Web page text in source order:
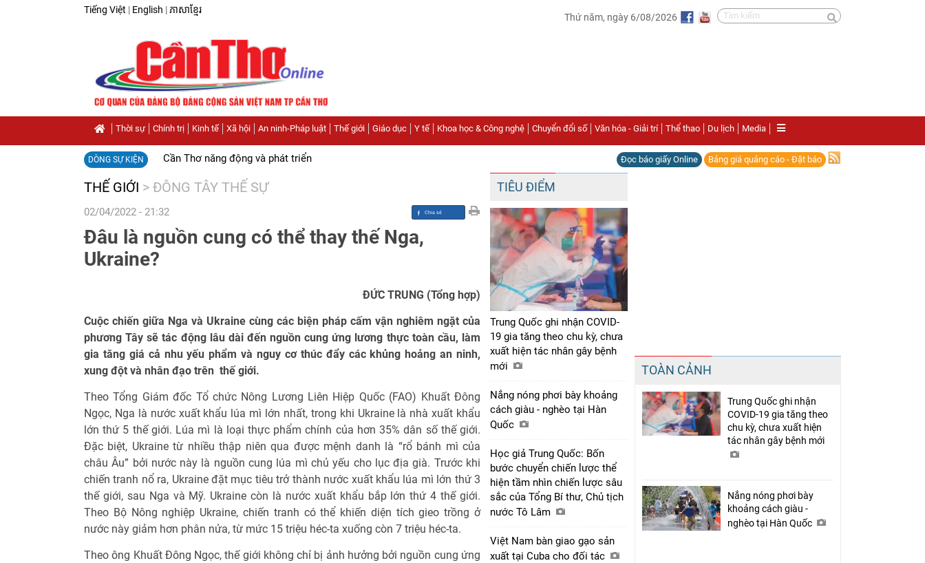
Tiếng Việt | English | ភាសាខ្មែរ
Thứ năm, ngày 6/08/2026
Thời sự Chính trị Kinh tế Xã hội An ninh-Pháp luật Thế giới Giáo dục Y tế Khoa học & Công nghệ Chuyển đổi số Văn hóa - Giải trí Thể thao Du lịch Media
DÒNG SỰ KIỆN Cần Thơ năng động và phát triển Đọc báo giấy Online Bảng giá quảng cáo - Đặt báo
THẾ GIỚI > ĐÔNG TÂY THẾ SỰ
02/04/2022 - 21:32
Chia sẻ
Facebook
Ðâu là nguồn cung có thể thay thế Nga,
Ukraine?
ÐỨC TRUNG (Tổng hợp)
Cuộc chiến giữa Nga và Ukraine cùng các biện pháp cấm vận nghiêm ngặt của
phương Tây sẽ tác động lâu dài đến nguồn cung ứng lương thực toàn cầu, làm
gia tăng giá cả nhu yếu phẩm và nguy cơ thúc đẩy các khủng hoảng an ninh,
xung đột và nhân đạo trên thế giới.
Theo Tổng Giám đốc Tổ chức Nông Lương Liên Hiệp Quốc (FAO) Khuất Ðông
Ngọc, Nga là nước xuất khẩu lúa mì lớn nhất, trong khi Ukraine là nhà xuất khẩu
lớn thứ 5 thế giới. Lúa mì là loại thực phẩm chính của hơn 35% dân số thế giới.
Ðặc biệt, Ukraine từ nhiều thập niên qua được mệnh danh là “rổ bánh mì của
châu Âu” bởi nước này là nguồn cung lúa mì chủ yếu cho lục địa già. Trước khi
chiến tranh nổ ra, Ukraine đặt mục tiêu trở thành nước xuất khẩu lúa mì lớn thứ 3
thế giới, sau Nga và Mỹ. Ukraine còn là nước xuất khẩu bắp lớn thứ 4 thế giới.
Theo Bộ Nông nghiệp Ukraine, chiến tranh có thể khiến diện tích gieo trồng ở
nước này giảm hơn phân nửa, từ mức 15 triệu héc-ta xuống còn 7 triệu héc-ta.
Theo ông Khuất Ðông Ngọc, thế giới không chỉ bị ảnh hưởng bởi nguồn cung ứng
TIÊU ĐIỂM
Trung Quốc ghi nhận COVID-
19 gia tăng theo chu kỳ, chưa
xuất hiện tác nhân gây bệnh
mới
Nắng nóng phơi bày khoảng
cách giàu - nghèo tại Hàn
Quốc
Học giả Trung Quốc: Bốn
bước chuyển chiến lược thể
hiện tầm nhìn chiến lược sâu
sắc của Tổng Bí thư, Chủ tịch
nước Tô Lâm
Việt Nam bàn giao gạo sản
xuất tại Cuba cho đối tác
TOÀN CẢNH
Trung Quốc ghi nhận
COVID-19 gia tăng theo
chu kỳ, chưa xuất hiện
tác nhân gây bệnh mới
Nắng nóng phơi bày
khoảng cách giàu -
nghèo tại Hàn Quốc